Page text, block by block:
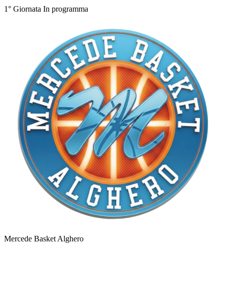
1° Giornata In programma
Mercede Basket Alghero